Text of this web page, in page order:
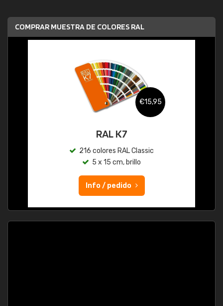
COMPRAR MUESTRA DE COLORES RAL
€15,95
RAL K7
216 colores RAL Classic
5 x 15 cm, brillo
Info / pedido